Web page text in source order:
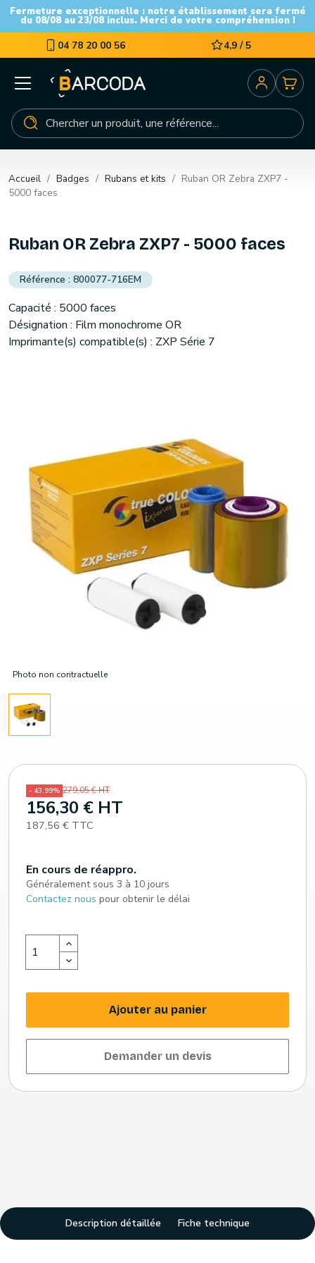
Fermeture exceptionnelle : notre établissement sera fermé
du 08/08 au 23/08 inclus. Merci de votre compréhension !
04 78 20 00 56 4,9 / 5
Accueil Badges Rubans et kits
Ruban OR Zebra ZXP7 -
5000 faces
Photo non contractuelle
Ruban OR Zebra ZXP7 - 5000 faces
800077-716EM
Capacité : 5000 faces
Désignation : Film monochrome OR
Imprimante(s) compatible(s) : ZXP Série 7
- 43,99% 279,05 € HT
156,30 € HT
187,56 € TTC
En cours de réappro.
Généralement sous 3 à 10 jours
Contactez nous pour obtenir le délai
Ajouter au panier
Demander un devis
Description détaillée Fiche technique